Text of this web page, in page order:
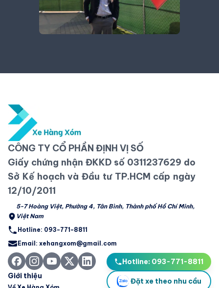
CÔNG TY CỔ PHẦN ĐỊNH VỊ SỐ
Giấy chứng nhận ĐKKD số 0311237629 do
Sở Kế hoạch và Đầu tư TP.HCM cấp ngày
12/10/2011
5-7 Hoàng Việt, Phường 4, Tân Bình, Thành phố Hồ Chí Minh,
Việt Nam
Hotline: 093-771-8811
Email: xehangxom@gmail.com
Giới thiệu
Hotline: 093-771-8811
Đặt xe theo nhu cầu